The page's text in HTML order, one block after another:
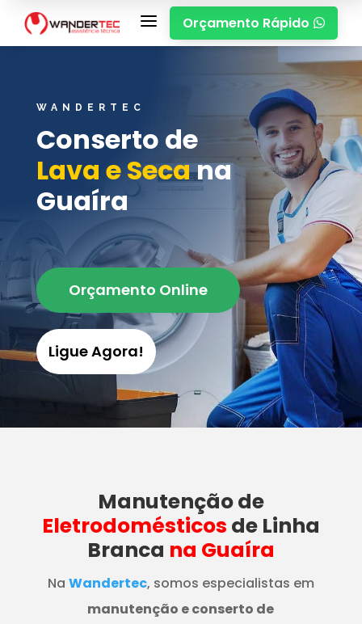
a Orçamento Rápido 
WANDERTEC
Conserto de
Lava e Secana
Guaíra
Orçamento Online
Ligue Agora!
Manutençãode
Eletrodomésticos de Linha
Branca na Guaíra
Na Wandertec, somos especialistas em
manutenção e conserto de